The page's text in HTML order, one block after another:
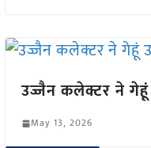
उज्जैन कलेक्टर ने गेहूं
May 13, 2026